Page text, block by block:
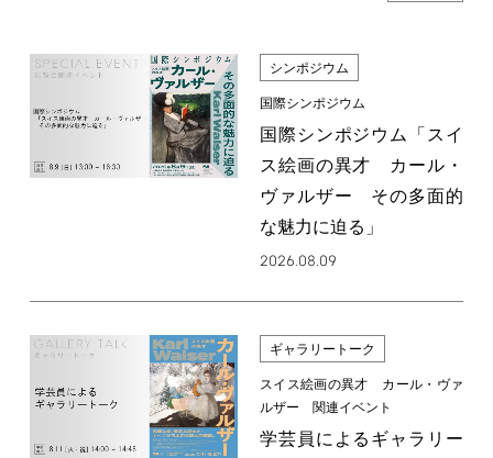
シンポジウム
国際シンポジウム
国際シンポジウム「スイ
ス絵画の異才 カール・
ヴァルザー その多面的
な魅力に迫る」
2026.08.09
ギャラリートーク
スイス絵画の異才 カール・ヴァ
ルザー 関連イベント
学芸員によるギャラリー